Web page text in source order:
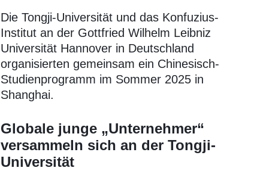
Die Tongji-Universität und das Konfuzius-
Institut an der Gottfried Wilhelm Leibniz
Universität Hannover in Deutschland
organisierten gemeinsam ein Chinesisch-
Studienprogramm im Sommer 2025 in
Shanghai.
Globale junge „Unternehmer“
versammeln sich an der Tongji-
Universität